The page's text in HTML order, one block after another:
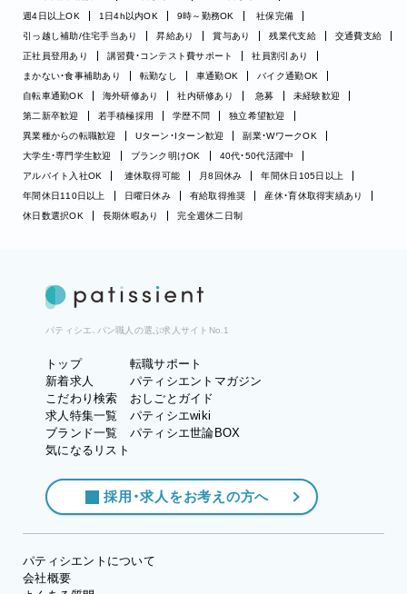
週4日以上OK
1日4h以内OK 9時～勤務OK
社保完備
引っ越し補助/住宅手当あり
昇給あり 賞与あり 残業代支給
交通費支給
正社員登用あり
講習費・コンテスト費サポート
社員割引あり
まかない・食事補助あり
転勤なし 車通勤OK
バイク通勤OK
自転車通勤OK
海外研修あり 社内研修あり 急募
未経験歓迎
第二新卒歓迎
若手積極採用 学歴不問
独立希望歓迎
異業種からの転職歓迎
Uターン・Iターン歓迎
副業・WワークOK
大学生・専門学生歓迎
ブランク明けOK
40代・50代活躍中
アルバイト入社OK
連休取得可能 月8回休み
年間休日105日以上
年間休日110日以上
日曜日休み 有給取得推奨
産休・育休取得実績あり
休日数選択OK
長期休暇あり 完全週休二日制
パティシエ、パン職人の選ぶ求人サイトNo.1
トップ
新着求人
こだわり検索
求人特集一覧
ブランド一覧
気になるリスト
転職サポート
パティシエントマガジン
おしごとガイド
パティシエwiki
パティシエ世論BOX
採用・求人をお考えの方へ
パティシエントについて
会社概要